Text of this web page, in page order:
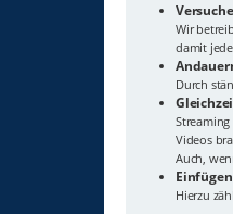
Wir
damit
Durch
Videos
Auch,
Hierzu